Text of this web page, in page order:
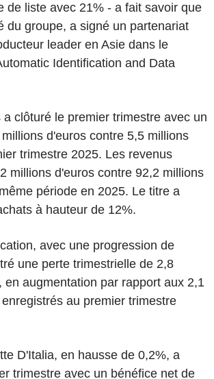
de liste avec 21% - a fait savoir que
du groupe, a signé un partenariat
leader en Asie dans le
Identification and Data
clôturé le premier trimestre avec un
d'euros contre 5,5 millions
trimestre 2025. Les revenus
millions d'euros contre 92,2 millions
période en 2025. Le titre a
à hauteur de 12%.
avec une progression de
une perte trimestrielle de 2,8
en augmentation par rapport aux 2,1
au premier trimestre
D'Italia, en hausse de 0,2%, a
trimestre avec un bénéfice net de